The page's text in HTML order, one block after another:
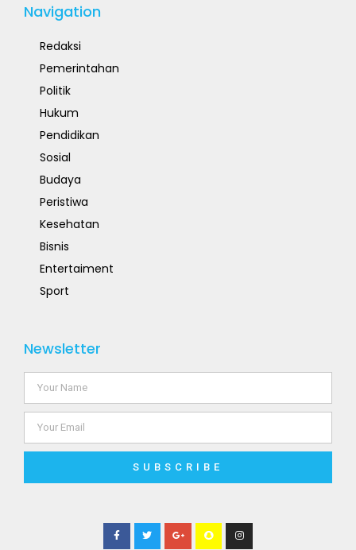
Navigation
Redaksi
Pemerintahan
Politik
Hukum
Pendidikan
Sosial
Budaya
Peristiwa
Kesehatan
Bisnis
Entertaiment
Sport
Newsletter
SUBSCRIBE